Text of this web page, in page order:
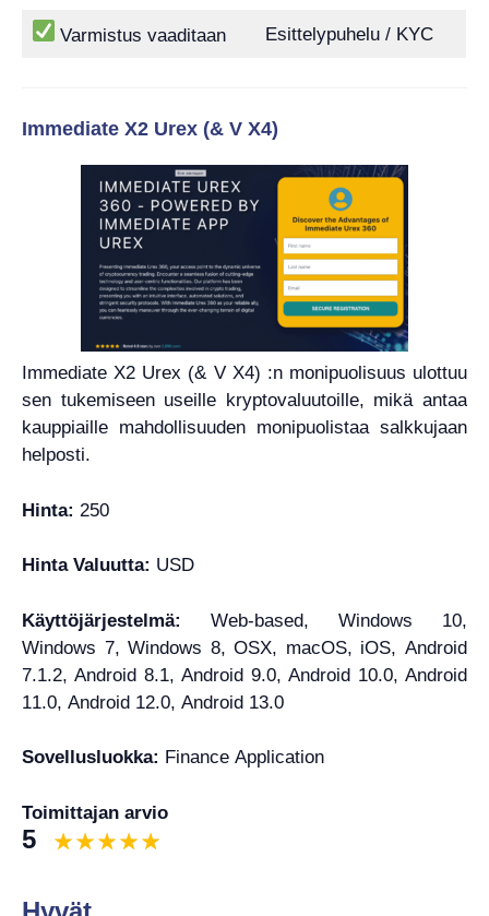
Varmistus vaaditaan Esittelypuhelu / KYC
Immediate X2 Urex (& V X4)
Immediate X2 Urex (& V X4) :n monipuolisuus ulottuu
sen tukemiseen useille kryptovaluutoille, mikä antaa
kauppiaille mahdollisuuden monipuolistaa salkkujaan
helposti.
Hinta: 250
Hinta Valuutta: USD
Käyttöjärjestelmä: Web-based, Windows 10,
Windows 7, Windows 8, OSX, macOS, iOS, Android
7.1.2, Android 8.1, Android 9.0, Android 10.0, Android
11.0, Android 12.0, Android 13.0
Sovellusluokka: Finance Application
Toimittajan arvio
5